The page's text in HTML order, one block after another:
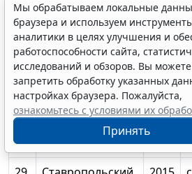
Мы обрабатываем локальные
браузера и используем
аналитики в целях улучшения и
работоспособности сайта,
исследований и обзоров. Вы можете
запретить обработку указанных
настройках браузера. Пожалуйста,
ознакомьтесь с условиями их
Принять